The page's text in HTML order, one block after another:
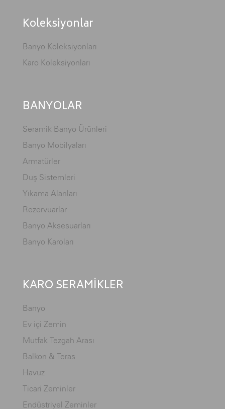
Koleksiyonlar
Banyo Koleksiyonları
Karo Koleksiyonları
BANYOLAR
Seramik Banyo Ürünleri
Banyo Mobilyaları
Armatürler
Duş Sistemleri
Yıkama Alanları
Rezervuarlar
Banyo Aksesuarları
Banyo Karoları
KARO SERAMİKLER
Banyo
Ev içi Zemin
Mutfak Tezgah Arası
Balkon & Teras
Havuz
Ticari Zeminler
Endüstriyel Zeminler